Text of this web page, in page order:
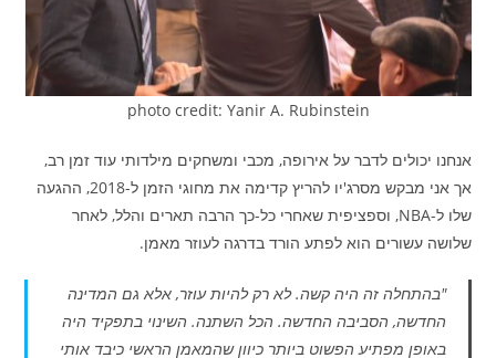
photo credit: Yanir A. Rubinstein
אנחנו יכולים לדבר על אירופה, מכבי ומשחקים מילדותי עוד זמן רב,
אך אני מבקש מסרג'יו להריץ קדימה את מחוגי הזמן ל-2018, ההגעה
שלו ל-NBA, וספציפית שאחרי כל-כך הרבה תארים והלל, לאחר
שלושה עשורים הוא לפתע הורד בדרגה לעוזר מאמן.
"בהתחלה זה היה קשה. לא רק להיות עוזר, אלא גם המדינה
החדשה, הסביבה החדשה. הכל השתנה. השינוי בתפקיד היה
באופן מפתיע הפשוט ביותר כיוון שהמאמן הראשי כיבד אותי